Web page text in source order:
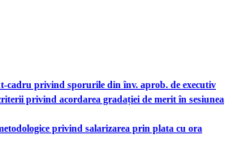
cadru privind sporurile din înv. aprob. de executiv
privind acordarea gradației de merit în sesiunea
privind salarizarea prin plata cu ora